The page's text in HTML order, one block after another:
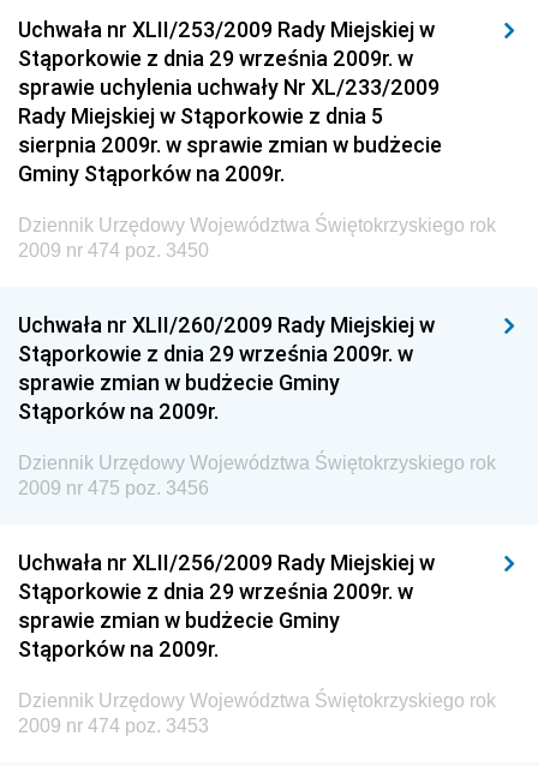
Drogowego
Dziennik Urzędowy Narodowego Banku Polskiego
Dziennik Urzędowy Komendy Głównej Policji
Dziennik Urzędowy Ministra Pracy i Polityki
Społecznej
Dziennik Urzędowy Ministra Transportu, Budownictwa
i Gospodarki Morskiej
Dziennik Urzędowy Ministra Spraw Zagranicznych
Dziennik Urzędowy Centralnego Biura
Antykorupcyjnego
Wewnętrznego
Dziennik Urzędowy Urzędu Patentowego
Dziennik Urzędowy Generalnej Dyrekcji Dróg
Krajowych i Autostrad
Dziennik Urzędowy Ministra Środowiska
Dziennik Urzędowy Ministra Edukacji
Uchwała nr XLII/253/2009 Rady Miejskiej w
Stąporkowie z dnia 29 września 2009r. w
sprawie uchylenia uchwały Nr XL/233/2009
Rady Miejskiej w Stąporkowie z dnia 5
sierpnia 2009r. w sprawie zmian w budżecie
Gminy Stąporków na 2009r.
Dziennik Urzędowy Województwa Świętokrzyskiego rok
2009 nr 474 poz. 3450
Uchwała nr XLII/260/2009 Rady Miejskiej w
Stąporkowie z dnia 29 września 2009r. w
sprawie zmian w budżecie Gminy
Stąporków na 2009r.
Dziennik Urzędowy Województwa Świętokrzyskiego rok
2009 nr 475 poz. 3456
Uchwała nr XLII/256/2009 Rady Miejskiej w
Stąporkowie z dnia 29 września 2009r. w
sprawie zmian w budżecie Gminy
Stąporków na 2009r.
Dziennik Urzędowy Województwa Świętokrzyskiego rok
2009 nr 474 poz. 3453